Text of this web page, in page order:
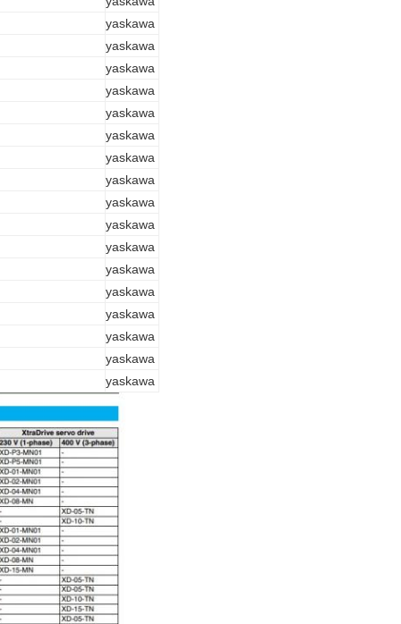
yaskawa
yaskawa
yaskawa
yaskawa
yaskawa
yaskawa
yaskawa
yaskawa
yaskawa
yaskawa
yaskawa
yaskawa
yaskawa
yaskawa
yaskawa
yaskawa
yaskawa